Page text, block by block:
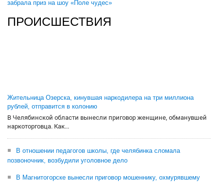
забрала приз на шоу «Поле чудес»
ПРОИСШЕСТВИЯ
Жительница Озерска, кинувшая наркодилера на три миллиона
рублей, отправится в колонию
В Челябинской области вынесли приговор женщине, обманувшей
наркоторговца. Как...
В отношении педагогов школы, где челябинка сломала
позвоночник, возбудили уголовное дело
В Магнитогорске вынесли приговор мошеннику, охмурявшему